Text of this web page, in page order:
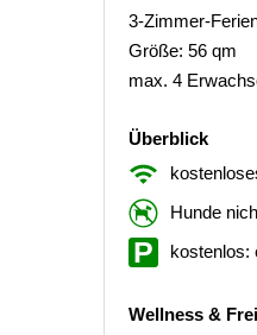
3-Zimmer-
Größe: 56 qm
max. 4
Überblick
Hunde
kostenlos:
Wellness &